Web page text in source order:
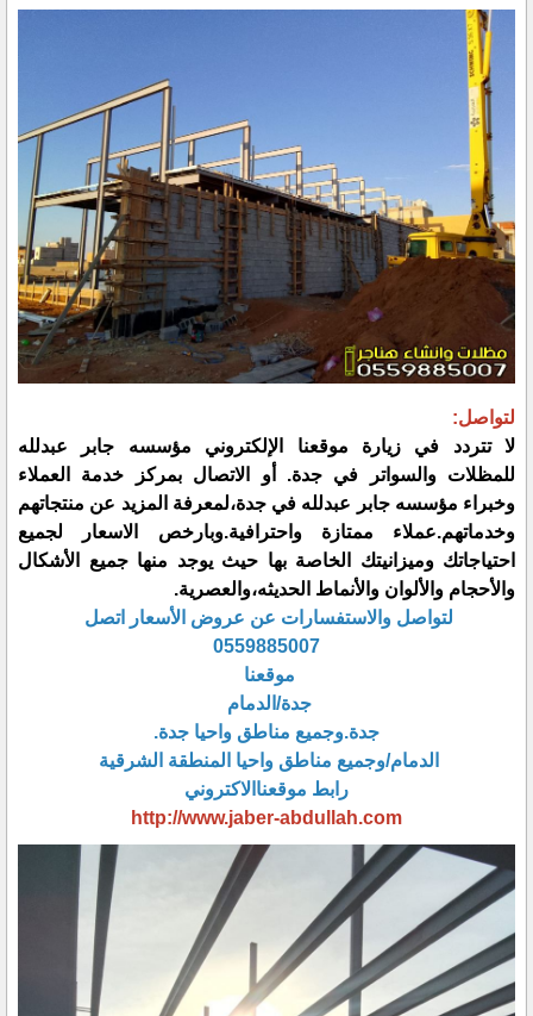
لتواصل:
لا تتردد في زيارة موقعنا الإلكتروني مؤسسه جابر عبدلله
للمظلات والسواتر في جدة. أو الاتصال بمركز خدمة العملاء
وخبراء مؤسسه جابر عبدلله في جدة،لمعرفة المزيد عن منتجاتهم
وخدماتهم.عملاء ممتازة واحترافية.وبارخص الاسعار لجميع
احتياجاتك وميزانيتك الخاصة بها حيث يوجد منها جميع الأشكال
والأحجام والألوان والأنماط الحديثه،والعصرية.
لتواصل والاستفسارات عن عروض الأسعار اتصل
0559885007
موقعنا
جدة/الدمام
جدة.وجميع مناطق واحيا جدة.
الدمام/وجميع مناطق واحيا المنطقة الشرقية
رابط موقعناالاكتروني
http://www.jaber-abdullah.com